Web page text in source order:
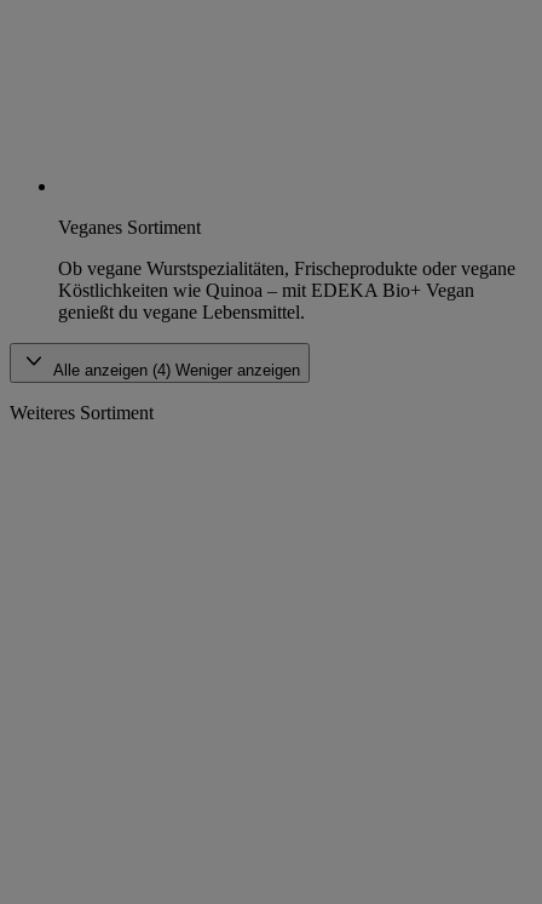
Veganes Sortiment
Ob vegane Wurstspezialitäten, Frischeprodukte oder vegane
Köstlichkeiten wie Quinoa – mit EDEKA Bio+ Vegan
genießt du vegane Lebensmittel.
Alle anzeigen (4) Weniger anzeigen
Weiteres Sortiment